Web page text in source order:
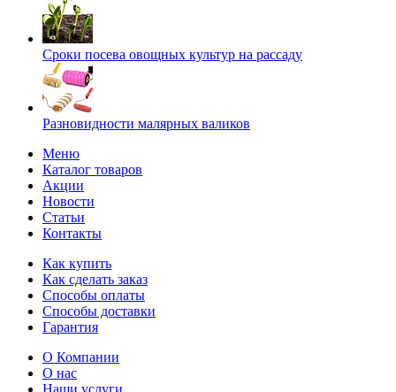
Сроки посева овощных культур на рассаду
Разновидности малярных валиков
Меню
Каталог товаров
Акции
Новости
Статьи
Контакты
Как купить
Как сделать заказ
Способы оплаты
Способы доставки
Гарантия
О Компании
О нас
Наши услуги